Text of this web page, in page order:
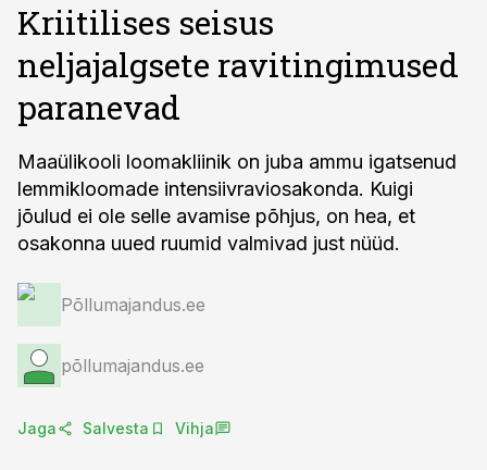
Kriitilises seisus
neljajalgsete ravitingimused
paranevad
Maaülikooli loomakliinik on juba ammu igatsenud
lemmikloomade intensiivraviosakonda. Kuigi
jõulud ei ole selle avamise põhjus, on hea, et
osakonna uued ruumid valmivad just nüüd.
Põllumajandus.ee
põllumajandus.ee
Jaga Salvesta Vihja